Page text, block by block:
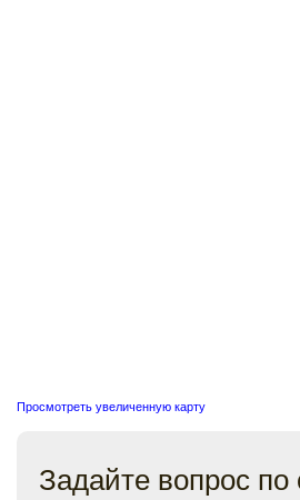
Просмотреть увеличенную карту
Задайте вопрос по